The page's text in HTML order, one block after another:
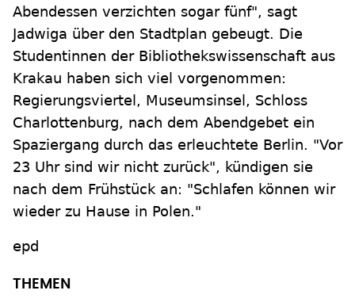
Abendessen verzichten sogar fünf", sagt
Jadwiga über den Stadtplan gebeugt. Die
Studentinnen der Bibliothekswissenschaft aus
Krakau haben sich viel vorgenommen:
Regierungsviertel, Museumsinsel, Schloss
Charlottenburg, nach dem Abendgebet ein
Spaziergang durch das erleuchtete Berlin. "Vor
23 Uhr sind wir nicht zurück", kündigen sie
nach dem Frühstück an: "Schlafen können wir
wieder zu Hause in Polen."
epd